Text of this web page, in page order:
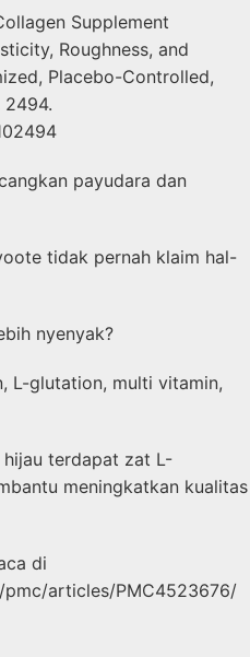
Supplement
Roughness, and
Placebo-Controlled,
2494.
payudara dan
tidak pernah klaim hal-
nyenyak?
L-glutation, multi vitamin,
terdapat zat L-
meningkatkan kualitas
di
articles/PMC4523676/